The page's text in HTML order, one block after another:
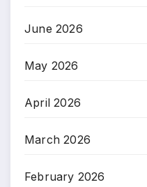
June 2026
May 2026
April 2026
March 2026
February 2026